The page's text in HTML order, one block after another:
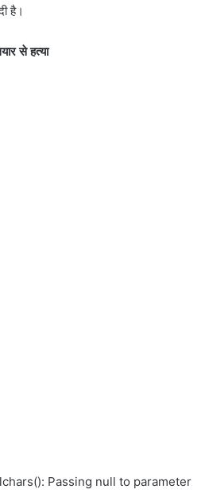
है।
से हत्या
Passing null to parameter